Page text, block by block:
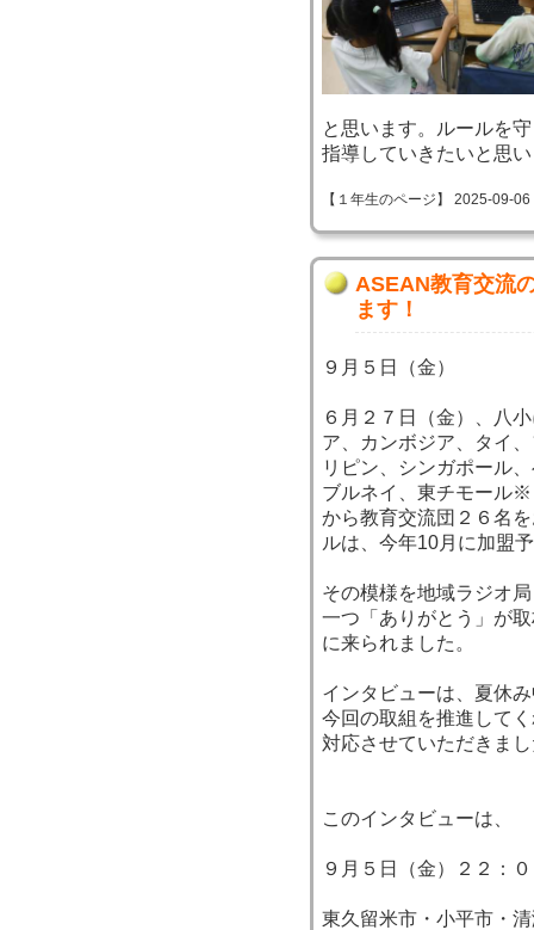
と思います。ルールを
指導していきたいと思
【１年生のページ】 2025-09-
ASEAN教育交流
ます！
９月５日（金）
６月２７日（金）、八
ア、カンボジア、タイ
リピン、シンガポール
ブルネイ、東チモール
から教育交流団２６
ルは、今年10月に加盟
その模様を地域ラジオ
一つ「ありがとう」が
に来られました。
インタビューは、夏休
今回の取組を推進して
対応させていただきま
このインタビューは、
９月５日（金）２２：
東久留米市・小平市・